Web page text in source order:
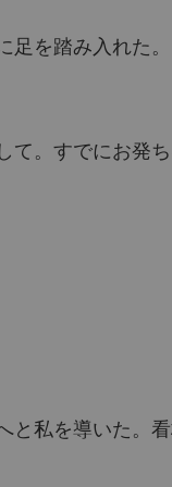
足を踏み入れた
て。すでにお発
と私を導いた。